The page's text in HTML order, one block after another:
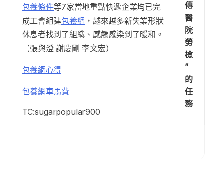
包養條件等7家當地重點快遞企業均已完
成工會組建包養網 ，越來越多新失業形狀
休息者找到了組織、感觸感染到了暖和。
（張與澄 謝慶剛 李文宏）
包養網心得
包養網車馬費
TC:sugarpopular900
傳
醫
院
勞
檢
”
的
任
務